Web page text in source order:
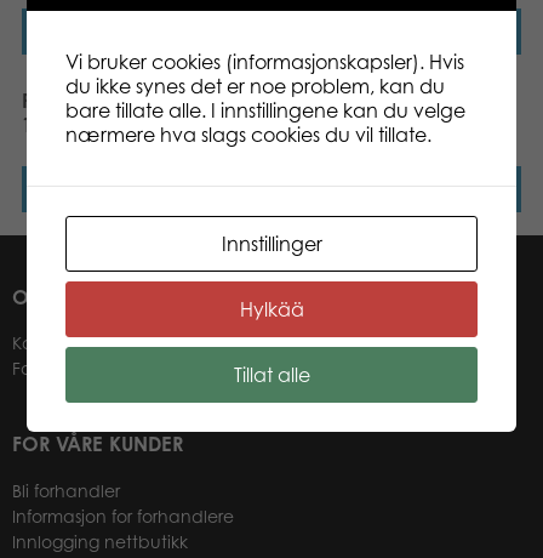
Puzzle Lovers Koli Finland
1000 pcs puzzle
Les mer
Puzzle Lovers View of
Helsinki 1000 pcs puzzle
Les mer
OM OSS
Kontakter
Forhandlere
FOR VÅRE KUNDER
Bli forhandler
Informasjon for forhandlere
Innlogging nettbutikk
Vi bruker cookies (informasjonskapsler). Hvis
du ikke synes det er noe problem, kan du
bare tillate alle. I innstillingene kan du velge
nærmere hva slags cookies du vil tillate.
Innstillinger
Hylkää
Tillat alle